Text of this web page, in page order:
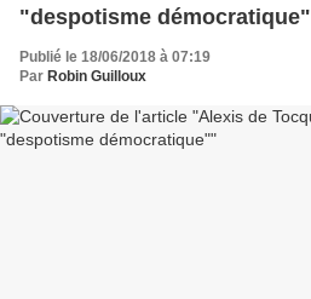
"despotisme démocratique"
Publié le 18/06/2018 à 07:19
Par Robin Guilloux